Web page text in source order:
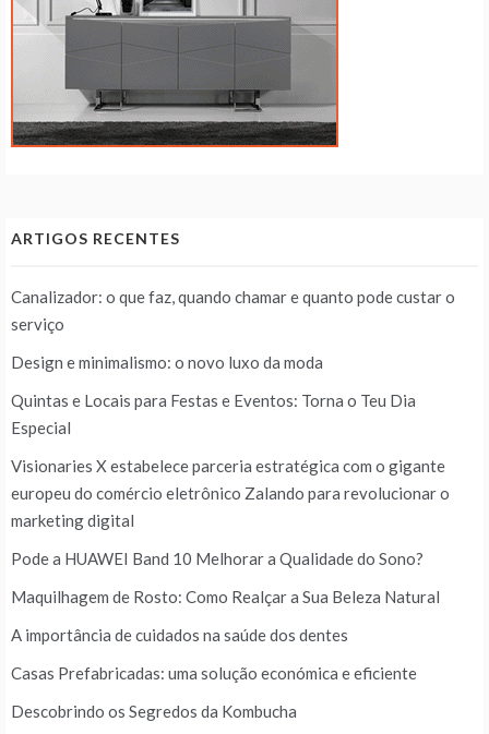
ARTIGOS RECENTES
Canalizador: o que faz, quando chamar e quanto pode custar o
serviço
Design e minimalismo: o novo luxo da moda
Quintas e Locais para Festas e Eventos: Torna o Teu Dia
Especial
Visionaries X estabelece parceria estratégica com o gigante
europeu do comércio eletrônico Zalando para revolucionar o
marketing digital
Pode a HUAWEI Band 10 Melhorar a Qualidade do Sono?
Maquilhagem de Rosto: Como Realçar a Sua Beleza Natural
A importância de cuidados na saúde dos dentes
Casas Prefabricadas: uma solução económica e eficiente
Descobrindo os Segredos da Kombucha